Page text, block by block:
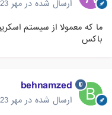
ارسال شده در مهر 23، 2015
ما که معمولا از سیستم
باکس
behnamzed
ارسال شده در مهر 23، 2015